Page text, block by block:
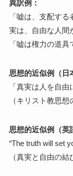
異訳例：
「嘘は、支配す
実は、自由な人間
「嘘は権力の道
思想的近似例（日
「真実は人を自
（キリスト教思想
思想的近似例（英
“The truth will set
（真実と自由の結